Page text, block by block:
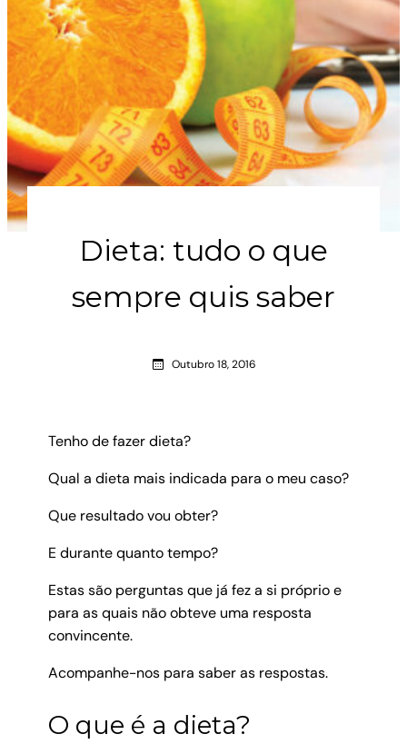
Dieta: tudo o que
sempre quis saber
Outubro 18, 2016
Tenho de fazer dieta?
Qual a dieta mais indicada para o meu caso?
Que resultado vou obter?
E durante quanto tempo?
Estas são perguntas que já fez a si próprio e
para as quais não obteve uma resposta
convincente.
Acompanhe-nos para saber as respostas.
O que é a dieta?